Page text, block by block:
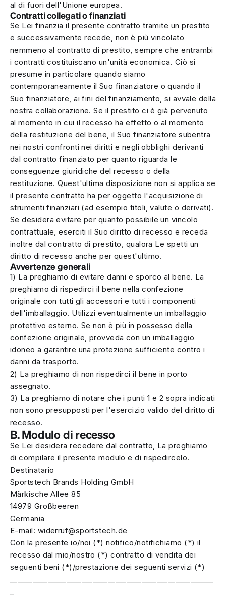
al di fuori dell'Unione europea.
Contratti collegati o finanziati
Se Lei finanzia il presente contratto tramite un prestito
e successivamente recede, non è più vincolato
nemmeno al contratto di prestito, sempre che entrambi
i contratti costituiscano un'unità economica. Ciò si
presume in particolare quando siamo
contemporaneamente il Suo finanziatore o quando il
Suo finanziatore, ai fini del finanziamento, si avvale della
nostra collaborazione. Se il prestito ci è già pervenuto
al momento in cui il recesso ha effetto o al momento
della restituzione del bene, il Suo finanziatore subentra
nei nostri confronti nei diritti e negli obblighi derivanti
dal contratto finanziato per quanto riguarda le
conseguenze giuridiche del recesso o della
restituzione. Quest'ultima disposizione non si applica se
il presente contratto ha per oggetto l'acquisizione di
strumenti finanziari (ad esempio titoli, valute o derivati).
Se desidera evitare per quanto possibile un vincolo
contrattuale, eserciti il Suo diritto di recesso e receda
inoltre dal contratto di prestito, qualora Le spetti un
diritto di recesso anche per quest'ultimo.
Avvertenze generali
1) La preghiamo di evitare danni e sporco al bene. La
preghiamo di rispedirci il bene nella confezione
originale con tutti gli accessori e tutti i componenti
dell'imballaggio. Utilizzi eventualmente un imballaggio
protettivo esterno. Se non è più in possesso della
confezione originale, provveda con un imballaggio
idoneo a garantire una protezione sufficiente contro i
danni da trasporto.
2) La preghiamo di non rispedirci il bene in porto
assegnato.
3) La preghiamo di notare che i punti 1 e 2 sopra indicati
non sono presupposti per l'esercizio valido del diritto di
recesso.
B. Modulo di recesso
Se Lei desidera recedere dal contratto, La preghiamo
di compilare il presente modulo e di rispedircelo.
Destinatario
Sportstech Brands Holding GmbH
Märkische Allee 85
14979 Großbeeren
Germania
E-mail: widerruf@sportstech.de
Con la presente io/noi (*) notifico/notifichiamo (*) il
recesso dal mio/nostro (*) contratto di vendita dei
seguenti beni (*)/prestazione dei seguenti servizi (*)